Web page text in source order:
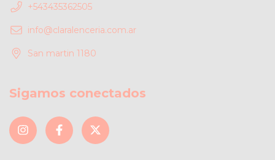
+543435362505
info@claralenceria.com.ar
San martin 1180
Sigamos conectados